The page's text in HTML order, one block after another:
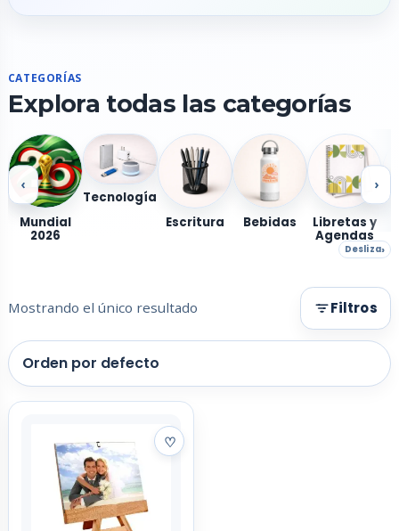
CATEGORÍAS
Explora todas las categorías
‹
Mundial
2026
Tecnología
Escritura
Bebidas Libretas y
Agendas
›
Desliza
Mostrando el único resultado Filtros